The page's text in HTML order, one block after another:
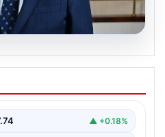
Çiftliği’ne davet:
bekliyorum’
Buluşma Çağrısı",▲ +0.18%